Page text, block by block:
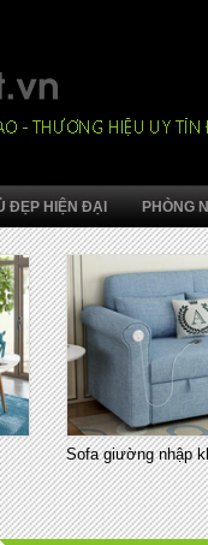
ĐẸP HIỆN ĐẠI PHÒNG
Sofa giường nhập